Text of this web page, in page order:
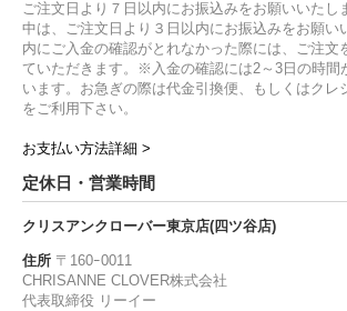
ご注文日より７日以内にお振込みをお願いいた
中は、ご注文日より３日以内にお振込みをお願
内にご入金の確認がとれなかった際には、ご注文
ていただきます。※入金の確認には2～3日の時間
います。お急ぎの際は代金引換便、もしくはクレ
をご利用下さい。
お支払い方法詳細 >
定休日・営業時間
クリスアンクローバー東京店(四ツ谷店)
住所 〒160ｰ0011
CHRISANNE CLOVER株式会社
代表取締役 リーイー